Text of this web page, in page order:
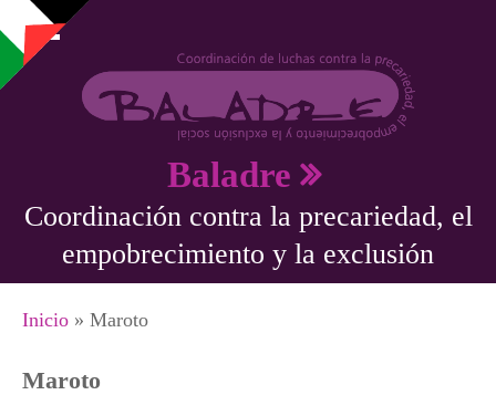
Pasar al contenido principal
Baladre
Coordinación contra la precariedad, el
empobrecimiento y la exclusión
Se encuentra usted aquí
Inicio » Maroto
Maroto